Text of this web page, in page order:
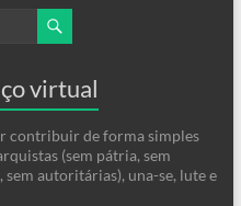
virtual
contribuir de forma simples
(sem pátria, sem
autoritárias), una-se, lute e